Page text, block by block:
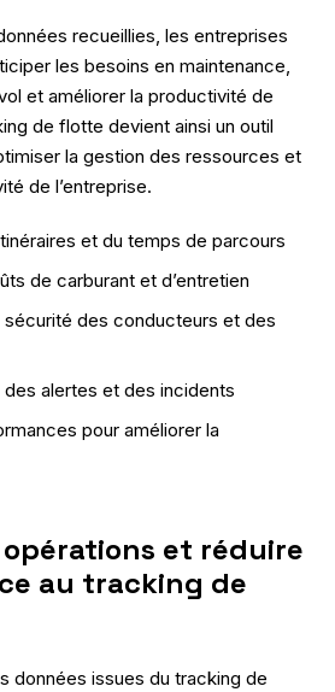
recueillies, les entreprises
les besoins en maintenance,
et améliorer la productivité de
de flotte devient ainsi un outil
la gestion des ressources et
de l’entreprise.
et du temps de parcours
de carburant et d’entretien
sécurité des conducteurs et des
alertes et des incidents
pour améliorer la
et réduire
au tracking de
données issues du tracking de